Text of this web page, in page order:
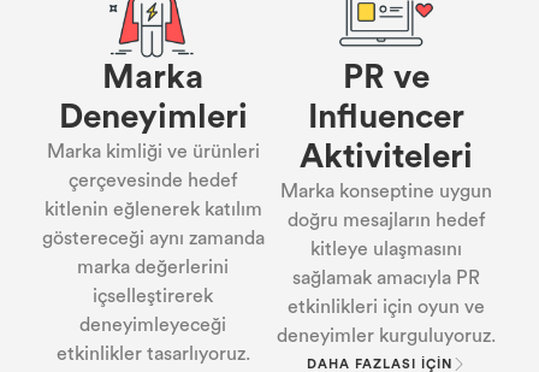
Marka
Deneyimleri
Marka kimliği ve ürünleri
çerçevesinde hedef
kitlenin eğlenerek katılım
göstereceği aynı zamanda
marka değerlerini
içselleştirerek
deneyimleyeceği
etkinlikler tasarlıyoruz.
PR ve
Influencer
Aktiviteleri
Marka konseptine uygun
doğru mesajların hedef
kitleye ulaşmasını
sağlamak amacıyla PR
etkinlikleri için oyun ve
deneyimler kurguluyoruz.
DAHA FAZLASI İÇIN